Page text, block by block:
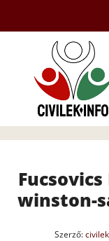
tartalomba
winston-
Szerző: